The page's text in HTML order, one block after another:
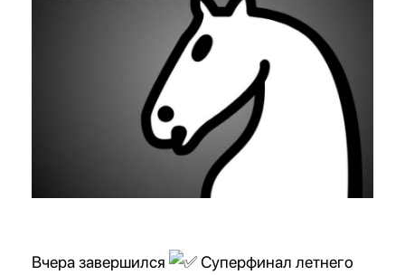
Вчера завершился
Суперфинал летнего